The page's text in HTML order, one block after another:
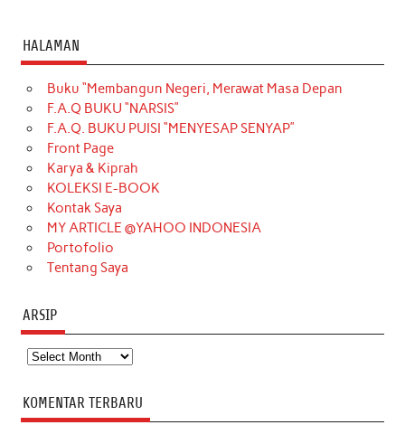
c
e
b
o
o
k
t
a
g
r
a
m
T
o
k
t
e
r
k
e
d
t
t
e
T
u
b
HALAMAN
Buku “Membangun Negeri, Merawat Masa Depan
F.A.Q BUKU “NARSIS”
F.A.Q. BUKU PUISI “MENYESAP SENYAP”
Front Page
Karya & Kiprah
KOLEKSI E-BOOK
Kontak Saya
MY ARTICLE @YAHOO INDONESIA
Portofolio
Tentang Saya
ARSIP
Arsip
KOMENTAR TERBARU